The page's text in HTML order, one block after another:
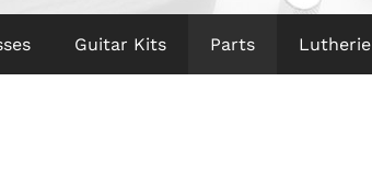
Guitar Kits Parts Lutherie